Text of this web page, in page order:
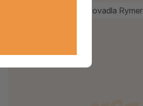
Vykuřovadla Rymer